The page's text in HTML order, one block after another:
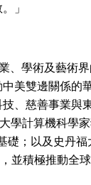
」
學術及藝術
美雙邊關係的
、慈善事業與
學計算機科學家
礎；以及史丹福
並積極推動全球